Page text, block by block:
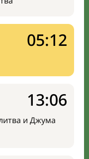
05:12
и Джума
13:06